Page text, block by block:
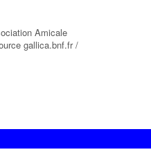
Amicale
gallica.bnf.fr /